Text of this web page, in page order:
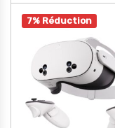
7% Réduction